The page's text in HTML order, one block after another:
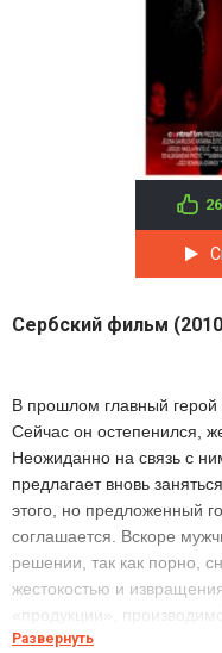
26
Сербский фильм
В прошлом главный герой
Сейчас он остепенился,
Неожиданно на связь с
предлагает вновь
этого, но предложенный
соглашается. Вскоре
решении, так как порно,
жестокостью и
«продукции»,
организации.
Развернуть